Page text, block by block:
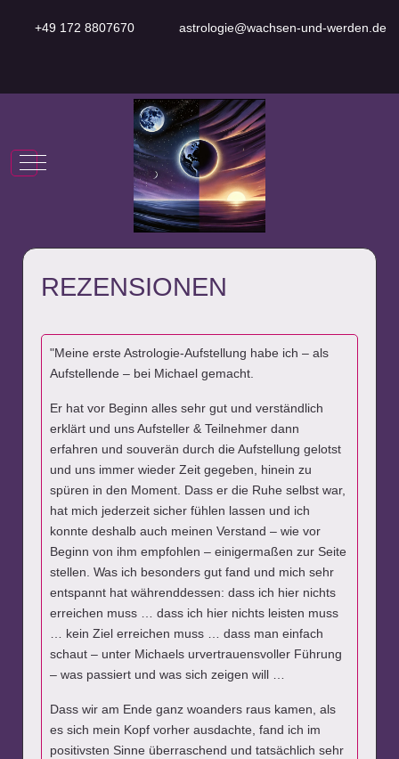
+49 172 8807670 astrologie@wachsen-und-werden.de
Mobile Menu Toggle
REZENSIONEN
"Meine erste Astrologie-Aufstellung habe ich – als
Aufstellende – bei Michael gemacht.
Er hat vor Beginn alles sehr gut und verständlich
erklärt und uns Aufsteller & Teilnehmer dann
erfahren und souverän durch die Aufstellung gelotst
und uns immer wieder Zeit gegeben, hinein zu
spüren in den Moment. Dass er die Ruhe selbst war,
hat mich jederzeit sicher fühlen lassen und ich
konnte deshalb auch meinen Verstand – wie vor
Beginn von ihm empfohlen – einigermaßen zur Seite
stellen. Was ich besonders gut fand und mich sehr
entspannt hat währenddessen: dass ich hier nichts
erreichen muss … dass ich hier nichts leisten muss
… kein Ziel erreichen muss … dass man einfach
schaut – unter Michaels urvertrauensvoller Führung
– was passiert und was sich zeigen will …
Dass wir am Ende ganz woanders raus kamen, als
es sich mein Kopf vorher ausdachte, fand ich im
positivsten Sinne überraschend und tatsächlich sehr